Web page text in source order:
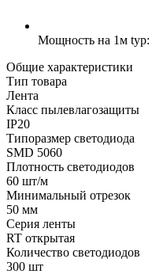
Мощность на 1м typ:
Общие характеристики
Тип товара
Лента
Класс пылевлагозащиты
IP20
Типоразмер светодиода
SMD 5060
Плотность светодиодов
60 шт/м
Минимальный отрезок
50 мм
Серия ленты
RT открытая
Количество светодиодов
300 шт